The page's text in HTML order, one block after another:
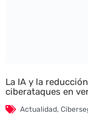
La IA y la
ciberataques en
Actualidad,